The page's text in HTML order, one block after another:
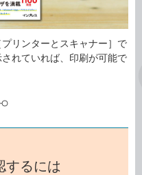
リンターとスキャナー］で
れていれば、印刷が可能で
するには